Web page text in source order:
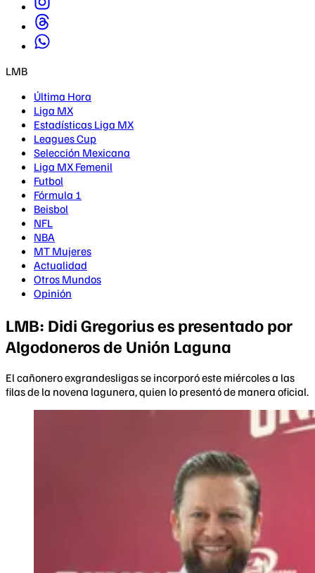
LMB
Última Hora
Liga MX
Estadísticas Liga MX
Leagues Cup
Selección Mexicana
Liga MX Femenil
Futbol
Fórmula 1
Beisbol
NFL
NBA
MT Mujeres
Actualidad
Otros Mundos
Opinión
LMB: Didi Gregorius es presentado por
Algodoneros de Unión Laguna
El cañonero exgrandesligas se incorporó este miércoles a las
filas de la novena lagunera, quien lo presentó de manera oficial.